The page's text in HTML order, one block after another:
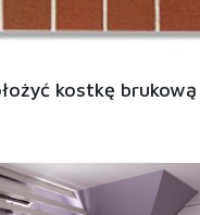
kostkę brukową